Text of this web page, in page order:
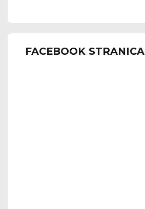
FACEBOOK STRANICA